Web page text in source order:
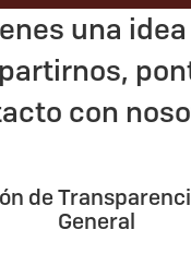
una
con
de
General